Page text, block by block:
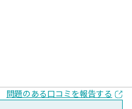
問題のある口コミを報告する